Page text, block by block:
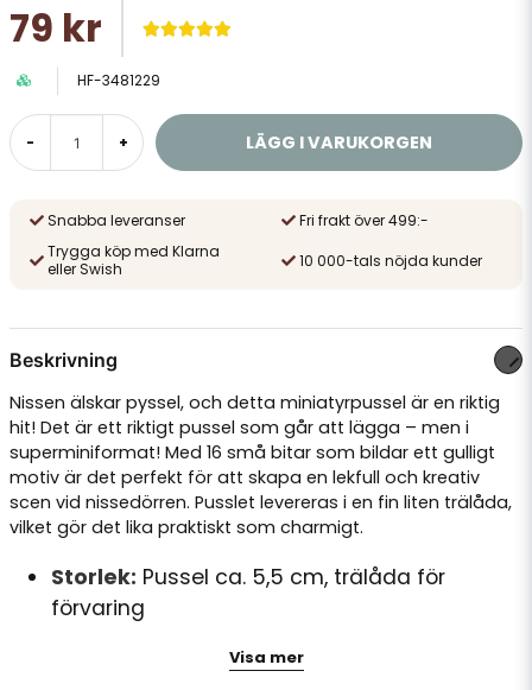
79 kr
HF-3481229
- + LÄGG I VARUKORGEN
Snabba leveranser
Fri frakt över 499:-
Trygga köp med Klarna
eller Swish
10 000-tals nöjda kunder
Beskrivning
Nissen älskar pyssel, och detta miniatyrpussel är en riktig
hit! Det är ett riktigt pussel som går att lägga – men i
superminiformat! Med 16 små bitar som bildar ett gulligt
motiv är det perfekt för att skapa en lekfull och kreativ
scen vid nissedörren. Pusslet levereras i en fin liten trälåda,
vilket gör det lika praktiskt som charmigt.
Storlek: Pussel ca. 5,5 cm, trälåda för
förvaring
16 bitar
Trä med detaljerat tryck
Visa mer